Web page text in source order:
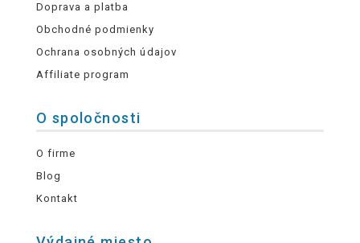
Doprava a platba
Obchodné podmienky
Ochrana osobných údajov
Affiliate program
O spoločnosti
O firme
Blog
Kontakt